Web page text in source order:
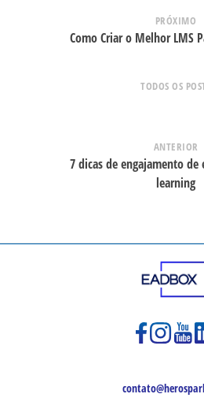
PRÓXIMO
Como Criar o Melhor LMS
TODOS OS
ANTERIOR
7 dicas de engajamento de
learning